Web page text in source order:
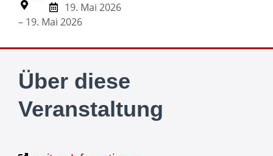
19. Mai 2026
– 19. Mai 2026
Über diese
Veranstaltung